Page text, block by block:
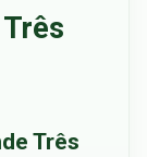
Três